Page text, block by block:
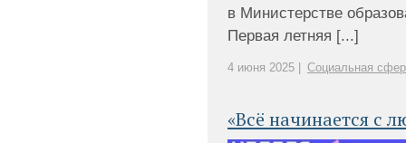
в Министерстве
Первая летняя [...]
4 июня 2025 | Социальная
«Всё начинается с